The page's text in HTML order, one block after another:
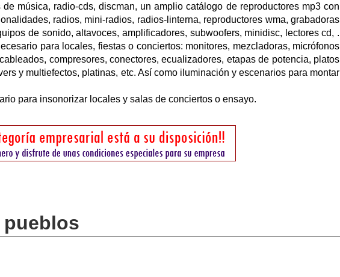
música, radio-cds, discman, un amplio catálogo de reproductores mp3 con
radios, mini-radios, radios-linterna, reproductores wma, grabadoras
de sonido, altavoces, amplificadores, subwoofers, minidisc, lectores cd, .
para locales, fiestas o conciertos: monitores, mezcladoras, micrófonos
compresores, conectores, ecualizadores, etapas de potencia, platos
y multiefectos, platinas, etc. Así como iluminación y escenarios para montar
para insonorizar locales y salas de conciertos o ensayo.